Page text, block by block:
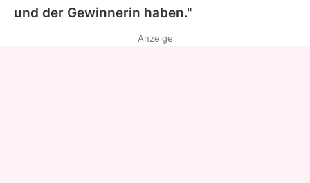
und der Gewinnerin haben."
Anzeige